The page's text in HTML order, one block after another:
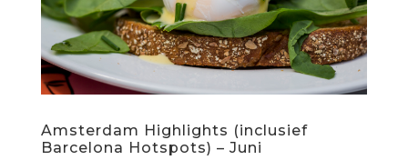
Amsterdam Highlights (inclusief
Barcelona Hotspots) – Juni